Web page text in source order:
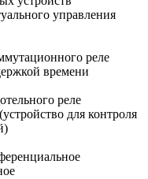
управления
реле
времени
реле
для контроля